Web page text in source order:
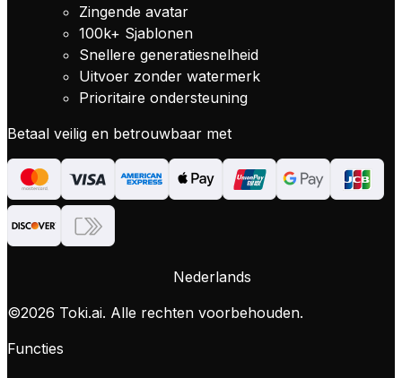
Zingende avatar
100k+ Sjablonen
Snellere generatiesnelheid
Uitvoer zonder watermerk
Prioritaire ondersteuning
Betaal veilig en betrouwbaar met
Nederlands
©2026 Toki.ai. Alle rechten voorbehouden.
Functies